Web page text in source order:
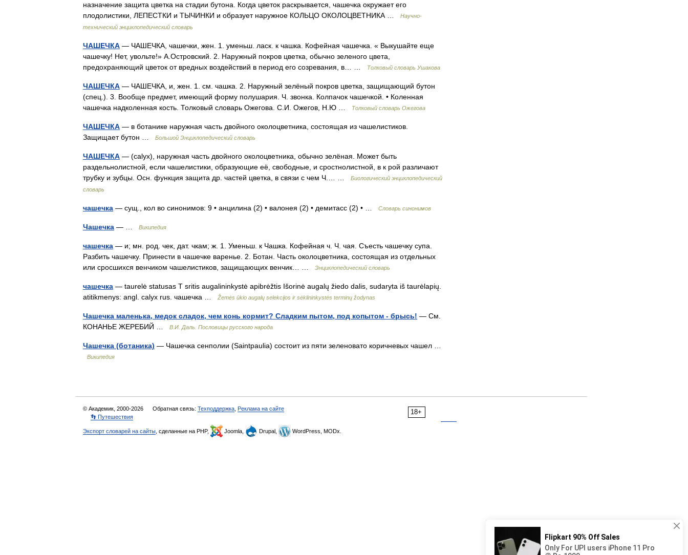
назначение защита цветка на стадии бутона. Когда цветок раскрывается, чашечка окружает его
плодолистики, ЛЕПЕСТКИ и ТЫЧИНКИ и образует наружное КОЛЬЦО ОКОЛОЦВЕТНИКА …
Научно-
технический энциклопедический словарь
ЧАШЕЧКА — ЧАШЕЧКА, чашечки, жен. 1. уменьш. ласк. к чашка. Кофейная чашечка. « Выкушайте еще
чашечку! Нет, увольте!» А.Островский. 2. Наружный покров цветка, обычно зеленого цвета,
предохраняющий цветок от вредных воздействий в период его созревания, в… …
Толковый словарь Ушакова
ЧАШЕЧКА — ЧАШЕЧКА, и, жен. 1. см. чашка. 2. Наружный зелёный покров цветка, защищающий бутон
(спец.). 3. Вообще предмет, имеющий форму полушария. Ч. звонка. Колпачок чашечкой. • Коленная
чашечка надколенная кость. Толковый словарь Ожегова. С.И. Ожегов, Н.Ю …
Толковый словарь Ожегова
ЧАШЕЧКА — в ботанике наружная часть двойного околоцветника, состоящая из чашелистиков.
Защищает бутон …
Большой Энциклопедический словарь
ЧАШЕЧКА — (calyx), наружная часть двойного околоцветника, обычно зелёная. Может быть
раздельнолистной, если чашелистики, образующие её, свободные, и сростнолистной, в к рой различают
трубку и зубцы. Осн. функция защита др. частей цветка, в связи с чем Ч.… …
Биологический энциклопедический
словарь
чашечка — сущ., кол во синонимов: 9 • анцилина (2) • валонея (2) • демитасс (2) • … Словарь синонимов
Чашечка — … Википедия
чашечка — и; мн. род. чек, дат. чкам; ж. 1. Уменьш. к Чашка. Кофейная ч. Ч. чая. Съесть чашечку супа.
Разбить чашечку. Принести в чашечке варенье. 2. Ботан. Часть околоцветника, состоящая из отдельных
или сросшихся венчиком чашелистиков, защищающих венчик… …
Энциклопедический словарь
чашечка — taurelė statusas T sritis augalininkystė apibrėžtis Išorinė augalų žiedo dalis, sudaryta iš taurėlapių.
atitikmenys: angl. calyx rus. чашечка …
Žemės ūkio augalų selekcijos ir sėklininkystės terminų žodynas
Чашечка маленька, медок сладок, чем конь кормит? Сладким пытом, под копытом - брысь! — См.
КОНАНЬЕ ЖЕРЕБИЙ …
В.И. Даль. Пословицы русского народа
Чашечка (ботаника) — Чашечка сенполии (Saintpaulia) состоит из пяти зеленовато коричневых чашел …
Википедия
18+
© Академик, 2000-2026 Обратная связь: Техподдержка Реклама на сайте
👣 Путешествия
Экспорт словарей на сайты , сделанные на PHP, Joomla, Drupal, WordPress, MODx.